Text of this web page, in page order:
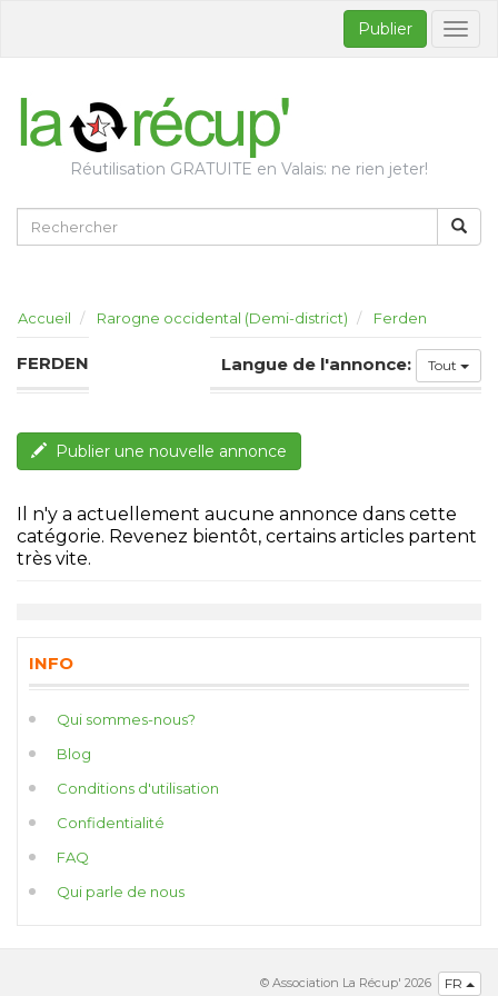
Publier
Réutilisation GRATUITE en Valais: ne rien jeter!
Accueil Rarogne occidental (Demi-district) Ferden
FERDEN Langue de l'annonce: Tout
Publier une nouvelle annonce
Il n'y a actuellement aucune annonce dans cette
catégorie. Revenez bientôt, certains articles partent
très vite.
INFO
Qui sommes-nous?
Blog
Conditions d'utilisation
Confidentialité
FAQ
Qui parle de nous
FR
© Association La Récup' 2026